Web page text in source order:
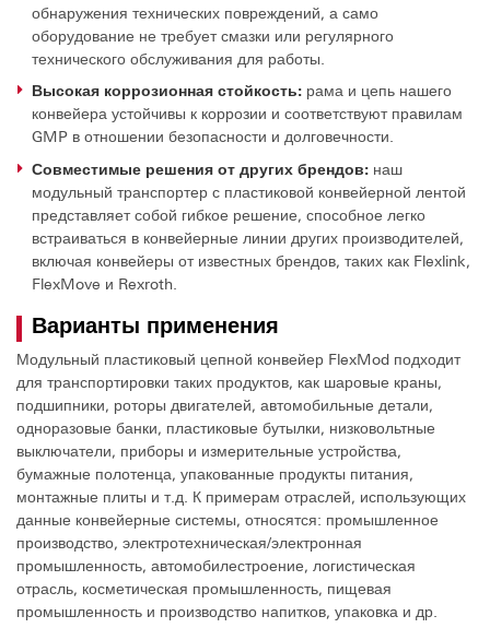
обнаружения технических повреждений, а само
оборудование не требует смазки или регулярного
технического обслуживания для работы.
Высокая коррозионная стойкость: рама и цепь нашего
конвейера устойчивы к коррозии и соответствуют правилам
GMP в отношении безопасности и долговечности.
Совместимые решения от других брендов: наш
модульный транспортер с пластиковой конвейерной лентой
представляет собой гибкое решение, способное легко
встраиваться в конвейерные линии других производителей,
включая конвейеры от известных брендов, таких как Flexlink,
FlexMove и Rexroth.
Варианты применения
Модульный пластиковый цепной конвейер FlexMod подходит
для транспортировки таких продуктов, как шаровые краны,
подшипники, роторы двигателей, автомобильные детали,
одноразовые банки, пластиковые бутылки, низковольтные
выключатели, приборы и измерительные устройства,
бумажные полотенца, упакованные продукты питания,
монтажные плиты и т.д. К примерам отраслей, использующих
данные конвейерные системы, относятся: промышленное
производство, электротехническая/электронная
промышленность, автомобилестроение, логистическая
отрасль, косметическая промышленность, пищевая
промышленность и производство напитков, упаковка и др.